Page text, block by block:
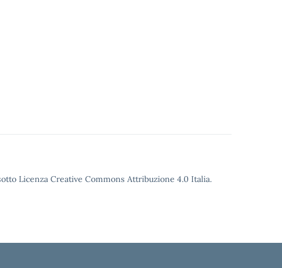
Licenza Creative Commons Attribuzione 4.0 Italia.